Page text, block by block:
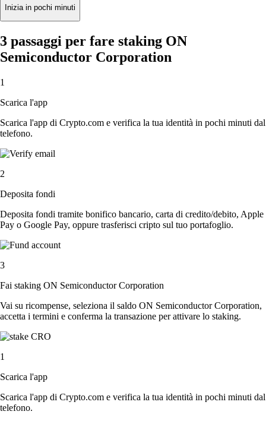
Inizia in pochi minuti
3 passaggi per fare staking ON
Semiconductor Corporation
1
Scarica l'app
Scarica l'app di Crypto.com e verifica la tua identità in pochi minuti dal
telefono.
2
Deposita fondi
Deposita fondi tramite bonifico bancario, carta di credito/debito, Apple
Pay o Google Pay, oppure trasferisci cripto sul tuo portafoglio.
3
Fai staking ON Semiconductor Corporation
Vai su ricompense, seleziona il saldo ON Semiconductor Corporation,
accetta i termini e conferma la transazione per attivare lo staking.
1
Scarica l'app
Scarica l'app di Crypto.com e verifica la tua identità in pochi minuti dal
telefono.